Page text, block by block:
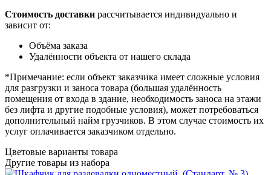
Стоимость доставки рассчитывается индивидуально и
зависит от:
Объёма заказа
Удалённости объекта от нашего склада
*Примечание: если объект заказчика имеет сложные условия
для разгрузки и заноса товара (большая удалённость
помещения от входа в здание, необходимость заноса на этажи
без лифта и другие подобные условия), может потребоваться
дополнительный найм грузчиков. В этом случае стоимость их
услуг оплачивается заказчиком отдельно.
Цветовые варианты товара
Другие товары из набора